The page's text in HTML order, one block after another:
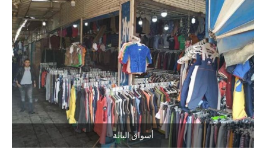
أسواق البالة